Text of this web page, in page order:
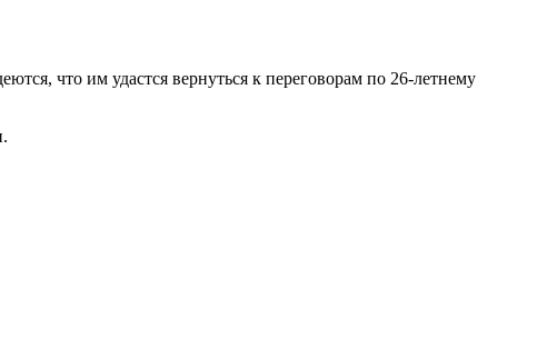
что им удастся вернуться к переговорам по 26-летнему